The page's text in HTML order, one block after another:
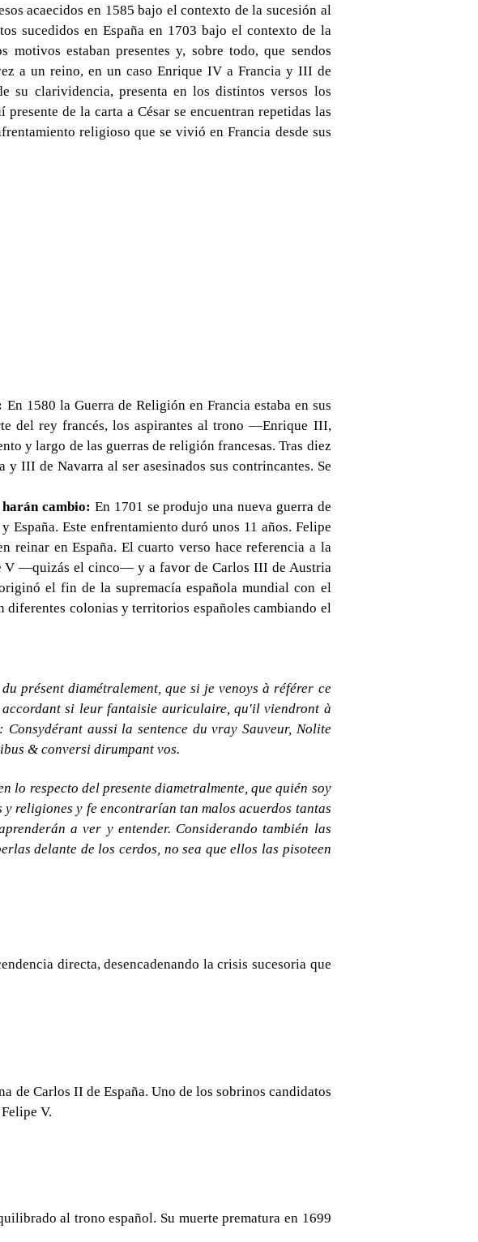
acaecidos en 1585 bajo el contexto de la sucesión al
sucedidos en España en 1703 bajo el contexto de la
motivos estaban presentes y, sobre todo, que sendos
a un reino, en un caso Enrique IV a Francia y III de
su clarividencia, presenta en los distintos versos los
de la carta a César se encuentran repetidas las
religioso que se vivió en Francia desde sus
En 1580 la Guerra de Religión en Francia estaba en sus
del rey francés, los aspirantes al trono —Enrique III,
y largo de las guerras de religión francesas. Tras diez
III de Navarra al ser asesinados sus contrincantes. Se
cambio: En 1701 se produjo una nueva guerra de
España. Este enfrentamiento duró unos 11 años. Felipe
reinar en España. El cuarto verso hace referencia a la
V —quizás el cinco— y a favor de Carlos III de Austria
el fin de la supremacía española mundial con el
colonias y territorios españoles cambiando el
présent diamétralement, que si je venoys à référer ce
si leur fantaisie auriculaire, qu'il viendront à
aussi la sentence du vray Sauveur, Nolite
& conversi dirumpant vos.
lo respecto del presente diametralmente, que quién soy
religiones y fe encontrarían tan malos acuerdos tantas
a ver y entender. Considerando también las
delante de los cerdos, no sea que ellos las pisoteen
directa, desencadenando la crisis sucesoria que
de Carlos II de España. Uno de los sobrinos candidatos
V.
al trono español. Su muerte prematura en 1699